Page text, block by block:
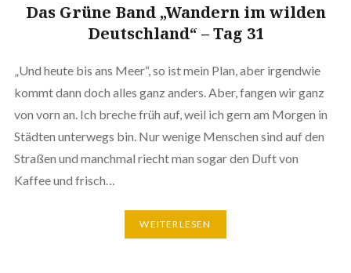
Das Grüne Band „Wandern im wilden
Deutschland“ – Tag 31
„Und heute bis ans Meer“, so ist mein Plan, aber irgendwie
kommt dann doch alles ganz anders. Aber, fangen wir ganz
von vorn an. Ich breche früh auf, weil ich gern am Morgen in
Städten unterwegs bin. Nur wenige Menschen sind auf den
Straßen und manchmal riecht man sogar den Duft von
Kaffee und frisch…
WEITERLESEN